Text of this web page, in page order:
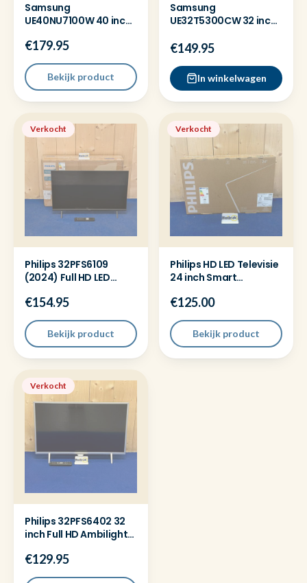
Samsung
UE40NU7100W 40 inch
Televisie
€179.95
Bekijk product
Samsung
UE32T5300CW 32 inch
2023
€149.95
In winkelwagen
Verkocht
Philips 32PFS6109
(2024) Full HD LED
€154.95
Bekijk product
Verkocht
Philips HD LED Televisie
24 inch Smart
Nieuw
€125.00
Bekijk product
Verkocht
Philips 32PFS6402 32
inch Full HD Ambilight
€129.95